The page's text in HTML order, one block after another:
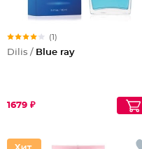
(1)
Dilis / Blue ray
1679 ₽